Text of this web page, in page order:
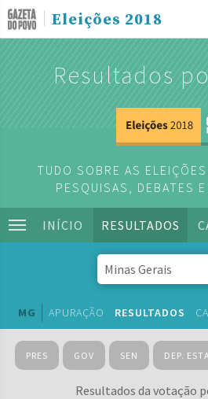
Eleições 2018
Resultados
TUDO SOBRE AS
PESQUISAS, DEBATES
INÍCIO RESULTADOS
MG APURAÇÃO RESULTADOS
PRES GOV SEN DEP.
Resultados da votação